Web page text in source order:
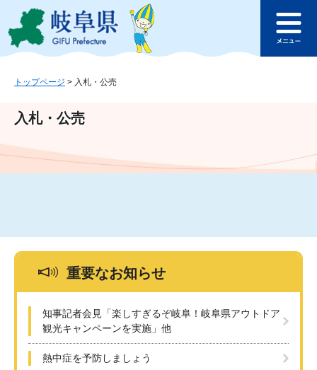
ジ
ュ
文
このページの本文へ
ュ
トップページ > 入札・公売
入札・公売
重要なお知らせ
知事記者会見「楽しすぎるぞ岐阜！岐阜県アウトドア
観光キャンペーンを実施」他
熱中症を予防しましょう